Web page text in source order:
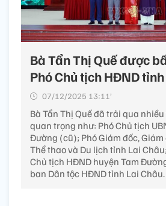
Bà Tẩn Thị Quế được
Phó Chủ tịch HĐND
07/12/2025 13:11’
Bà Tẩn Thị Quế đã trải qua
quan trọng như: Phó Chủ tịch
Đường (cũ); Phó Giám đốc, Giám
Thể thao và Du lịch tỉnh Lai
Chủ tịch HĐND huyện Tam
ban Dân tộc HĐND tỉnh Lai Châu.